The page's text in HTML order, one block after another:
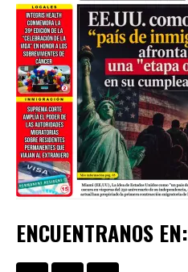
ENCUENTRANOS EN: